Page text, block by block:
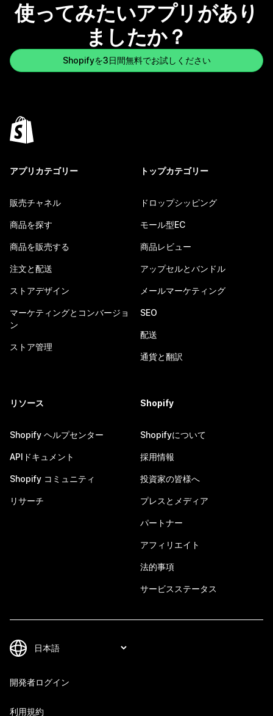
使ってみたいアプリがあり
ましたか？
Shopifyを3日間無料でお試しください
アプリカテゴリー
販売チャネル
商品を探す
商品を販売する
注文と配送
ストアデザイン
マーケティングとコンバージョ
ン
ストア管理
トップカテゴリー
ドロップシッピング
モール型EC
商品レビュー
アップセルとバンドル
メールマーケティング
SEO
配送
通貨と翻訳
リソース
Shopify ヘルプセンター
APIドキュメント
Shopify コミュニティ
リサーチ
Shopify
Shopifyについて
採用情報
投資家の皆様へ
プレスとメディア
パートナー
アフィリエイト
法的事項
サービスステータス
開発者ログイン
利用規約